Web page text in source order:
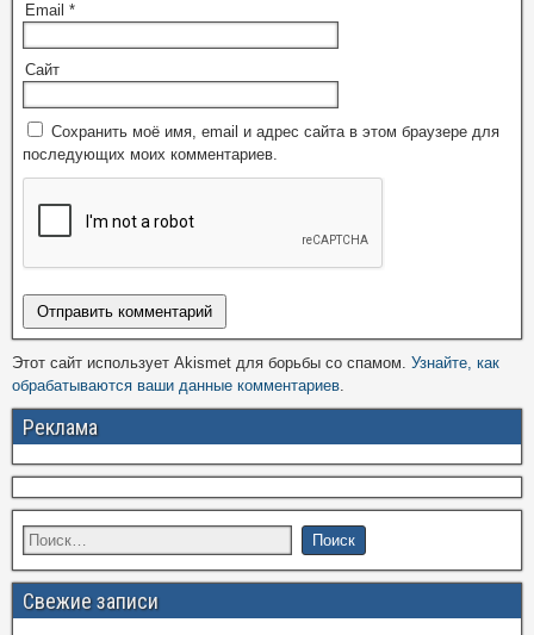
Email *
Сайт
Сохранить моё имя, email и адрес сайта в этом браузере для
последующих моих комментариев.
Этот сайт использует Akismet для борьбы со спамом. Узнайте, как
обрабатываются ваши данные комментариев.
Реклама
Свежие записи